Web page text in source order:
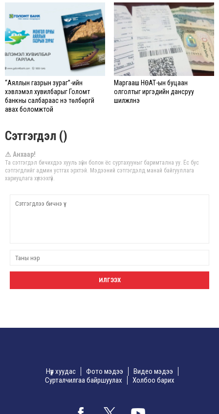
“Аяллын газрын зураг”-ийн
хэвлэмэл хувилбарыг Голомт
банкны салбараас үнэ төлбөргүй
авах боломжтой
Маргааш НӨАТ-ын буцаан
олголтыг иргэдийн дансруу
шилжүүлнэ
Сэтгэгдэл ()
⚠ Анхаар!
Та сэтгэгдэл бичихдээ хууль зүйн болон ёс суртахууныг баримтална уу. Ёс бус
сэтгэгдлийг админ устгах эрхтэй. Мэдээний сэтгэгдэлд манай байгууллага
хариуцлага хүлээхгүй.
Нүүр хуудас Фото мэдээ
Видео мэдээ
Сурталчилгаа байршуулах
Холбоо барих